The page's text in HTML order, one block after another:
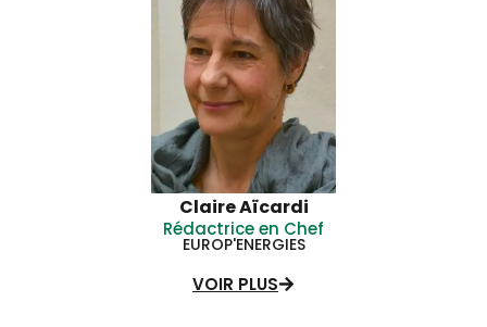
Claire Aïcardi
Rédactrice en Chef
EUROP'ENERGIES
VOIR PLUS